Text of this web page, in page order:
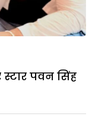
स्टार पवन सिंह